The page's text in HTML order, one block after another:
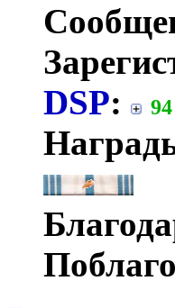
DSP: 94